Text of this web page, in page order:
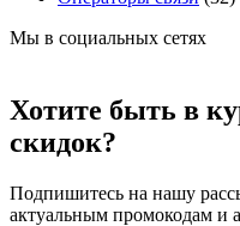
Мы в социальных сетях
Хотите быть в
скидок?
Подпишитесь на нашу
актуальным промокодам и